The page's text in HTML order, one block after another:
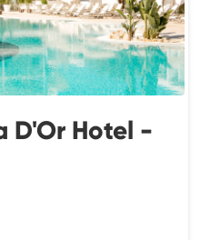
D'Or Hotel -